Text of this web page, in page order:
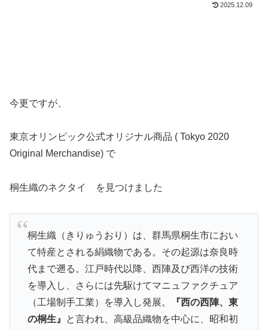
2025.12.09
今更ですが、
東京オリンピック公式オリジナル商品 ( Tokyo 2020
Original Merchandise) で
桐生織のネクタイ を見つけました
桐生織（きりゅうおり）は、群馬県桐生市におい
て特産とされる絹織物である。その起源は奈良時
代まで遡る。江戸時代以降、西陣及び西洋の技術
を導入し、さらには先駆けてマニュファクチュア
（工場制手工業）を導入し発展。
『西の西陣、東
の桐生』
と言われ、高級品織物を中心に、昭和初